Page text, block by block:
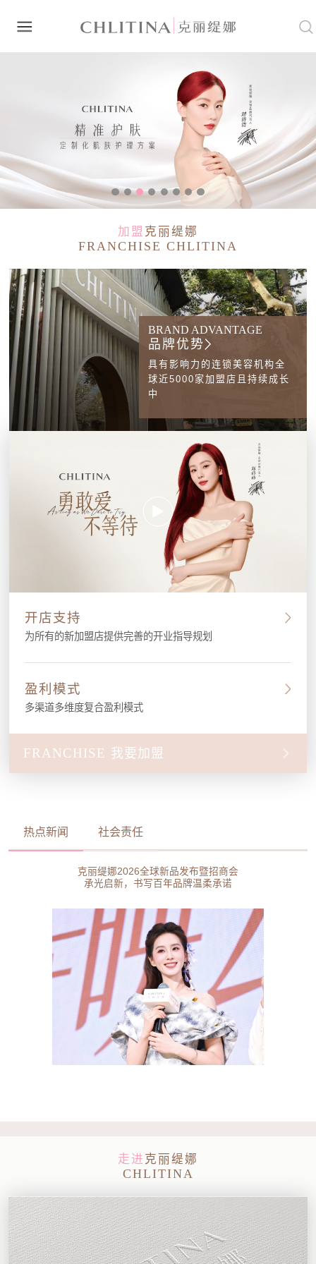
加盟 克丽缇娜
FRANCHISE CHLITINA
BRAND ADVANTAGE
品牌优势
具有影响力的连锁美容机构全
球近5000家加盟店且持续成长
中
开店支持
为所有的新加盟店提供完善的开业指导规划
盈利模式
多渠道多维度复合盈利模式
FRANCHISE 我要加盟
热点新闻 社会责任
克丽缇娜2026全球新品发布暨招商会
承光启新，书写百年品牌温柔承诺
走进 克丽缇娜
CHLITINA